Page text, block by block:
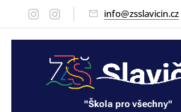
info@zsslavicin.cz
"Škola pro všechny"